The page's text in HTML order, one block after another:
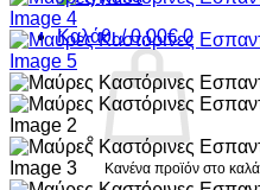
Καλάθι /0,00€ 0
Κανένα προϊόν στο